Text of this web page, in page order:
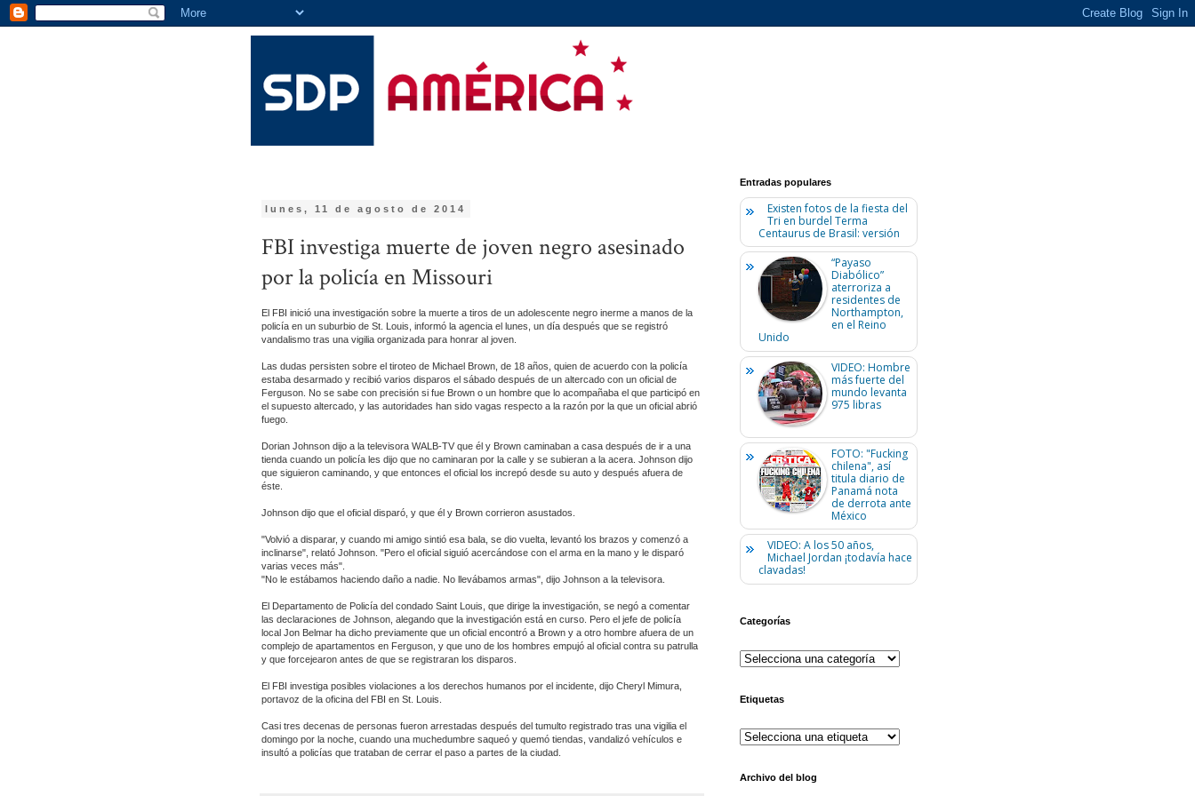
lunes, 11 de agosto de 2014
FBI investiga muerte de joven negro asesinado
por la policía en Missouri
El FBI inició una investigación sobre la muerte a tiros de un adolescente negro inerme a manos de la
policía en un suburbio de St. Louis, informó la agencia el lunes, un día después que se registró
vandalismo tras una vigilia organizada para honrar al joven.
Las dudas persisten sobre el tiroteo de Michael Brown, de 18 años, quien de acuerdo con la policía
estaba desarmado y recibió varios disparos el sábado después de un altercado con un oficial de
Ferguson. No se sabe con precisión si fue Brown o un hombre que lo acompañaba el que participó en
el supuesto altercado, y las autoridades han sido vagas respecto a la razón por la que un oficial abrió
fuego.
Dorian Johnson dijo a la televisora WALB-TV que él y Brown caminaban a casa después de ir a una
tienda cuando un policía les dijo que no caminaran por la calle y se subieran a la acera. Johnson dijo
que siguieron caminando, y que entonces el oficial los increpó desde su auto y después afuera de
éste.
Johnson dijo que el oficial disparó, y que él y Brown corrieron asustados.
"Volvió a disparar, y cuando mi amigo sintió esa bala, se dio vuelta, levantó los brazos y comenzó a
inclinarse", relató Johnson. "Pero el oficial siguió acercándose con el arma en la mano y le disparó
varias veces más".
"No le estábamos haciendo daño a nadie. No llevábamos armas", dijo Johnson a la televisora.
El Departamento de Policía del condado Saint Louis, que dirige la investigación, se negó a comentar
las declaraciones de Johnson, alegando que la investigación está en curso. Pero el jefe de policía
local Jon Belmar ha dicho previamente que un oficial encontró a Brown y a otro hombre afuera de un
complejo de apartamentos en Ferguson, y que uno de los hombres empujó al oficial contra su patrulla
y que forcejearon antes de que se registraran los disparos.
El FBI investiga posibles violaciones a los derechos humanos por el incidente, dijo Cheryl Mimura,
portavoz de la oficina del FBI en St. Louis.
Casi tres decenas de personas fueron arrestadas después del tumulto registrado tras una vigilia el
domingo por la noche, cuando una muchedumbre saqueó y quemó tiendas, vandalizó vehículos e
insultó a policías que trataban de cerrar el paso a partes de la ciudad.
Entradas populares
Existen fotos de la fiesta del
Tri en burdel Terma
Centaurus de Brasil: versión
“Payaso
Diabólico”
aterroriza a
residentes de
Northampton,
en el Reino
Unido
VIDEO: Hombre
más fuerte del
mundo levanta
975 libras
FOTO: "Fucking
chilena", así
titula diario de
Panamá nota
de derrota ante
México
VIDEO: A los 50 años,
Michael Jordan ¡todavía hace
clavadas!
Categorías
Etiquetas
Archivo del blog